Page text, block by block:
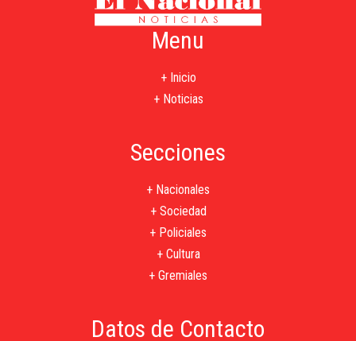
Menu
+ Inicio
+ Noticias
Secciones
+ Nacionales
+ Sociedad
+ Policiales
+ Cultura
+ Gremiales
Datos de Contacto